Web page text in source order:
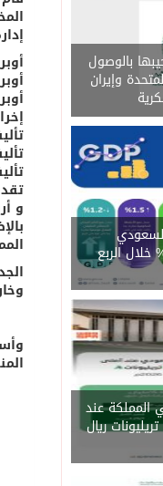
بالوصول
وإيران
نموًا بنسبة 3% خلال الربع
المملكة عند
أعلى مستوياته بـ3.3 تريليونات ريال
و